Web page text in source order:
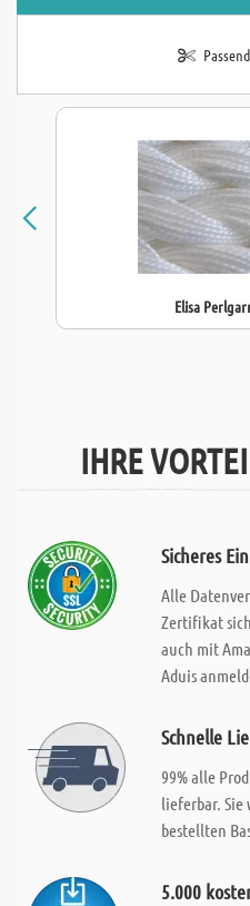
Elisa
IHRE
Sicheres
Alle
Zertifikat
auch mit
Aduis
Schnelle
99% alle
lieferbar. Sie
bestellten
5.000